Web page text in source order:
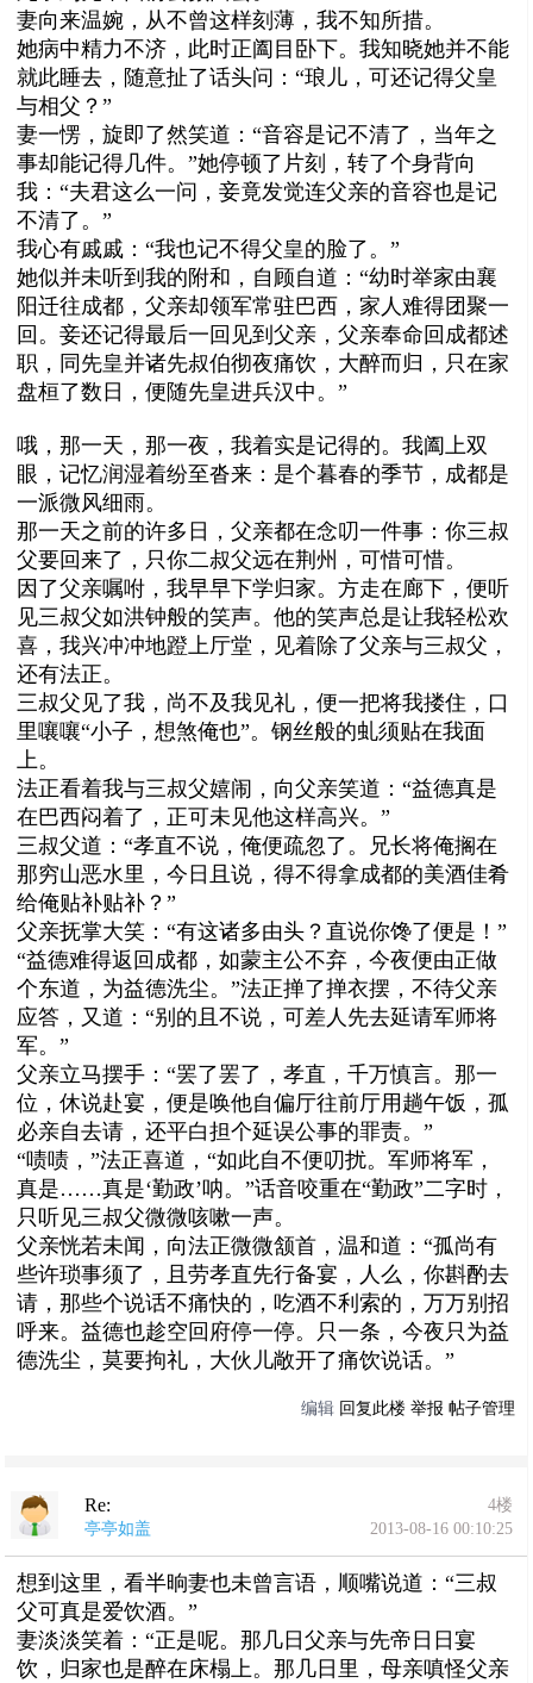
妻向来温婉，从不曾这样刻薄，我不知所措。
她病中精力不济，此时正阖目卧下。我知晓她并不能
就此睡去，随意扯了话头问：“琅儿，可还记得父皇
与相父？”
妻一愣，旋即了然笑道：“音容是记不清了，当年之
事却能记得几件。”她停顿了片刻，转了个身背向
我：“夫君这么一问，妾竟发觉连父亲的音容也是记
不清了。”
我心有戚戚：“我也记不得父皇的脸了。”
她似并未听到我的附和，自顾自道：“幼时举家由襄
阳迁往成都，父亲却领军常驻巴西，家人难得团聚一
回。妾还记得最后一回见到父亲，父亲奉命回成都述
职，同先皇并诸先叔伯彻夜痛饮，大醉而归，只在家
盘桓了数日，便随先皇进兵汉中。”
哦，那一天，那一夜，我着实是记得的。我阖上双
眼，记忆润湿着纷至沓来：是个暮春的季节，成都是
一派微风细雨。
那一天之前的许多日，父亲都在念叨一件事：你三叔
父要回来了，只你二叔父远在荆州，可惜可惜。
因了父亲嘱咐，我早早下学归家。方走在廊下，便听
见三叔父如洪钟般的笑声。他的笑声总是让我轻松欢
喜，我兴冲冲地蹬上厅堂，见着除了父亲与三叔父，
还有法正。
三叔父见了我，尚不及我见礼，便一把将我搂住，口
里嚷嚷“小子，想煞俺也”。钢丝般的虬须贴在我面
上。
法正看着我与三叔父嬉闹，向父亲笑道：“益德真是
在巴西闷着了，正可未见他这样高兴。”
三叔父道：“孝直不说，俺便疏忽了。兄长将俺搁在
那穷山恶水里，今日且说，得不得拿成都的美酒佳肴
给俺贴补贴补？”
父亲抚掌大笑：“有这诸多由头？直说你馋了便是！”
“益德难得返回成都，如蒙主公不弃，今夜便由正做
个东道，为益德洗尘。”法正掸了掸衣摆，不待父亲
应答，又道：“别的且不说，可差人先去延请军师将
军。”
父亲立马摆手：“罢了罢了，孝直，千万慎言。那一
位，休说赴宴，便是唤他自偏厅往前厅用趟午饭，孤
必亲自去请，还平白担个延误公事的罪责。”
“啧啧，”法正喜道，“如此自不便叨扰。军师将军，
真是……真是‘勤政’呐。”话音咬重在“勤政”二字时，
只听见三叔父微微咳嗽一声。
父亲恍若未闻，向法正微微颔首，温和道：“孤尚有
些许琐事须了，且劳孝直先行备宴，人么，你斟酌去
请，那些个说话不痛快的，吃酒不利索的，万万别招
呼来。益德也趁空回府停一停。只一条，今夜只为益
德洗尘，莫要拘礼，大伙儿敞开了痛饮说话。”
编辑 回复此楼 举报 帖子管理
Re:
4楼
亭亭如盖
2013-08-16 00:10:25
想到这里，看半晌妻也未曾言语，顺嘴说道：“三叔
父可真是爱饮酒。”
妻淡淡笑着：“正是呢。那几日父亲与先帝日日宴
饮，归家也是醉在床榻上。那几日里，母亲嗔怪父亲